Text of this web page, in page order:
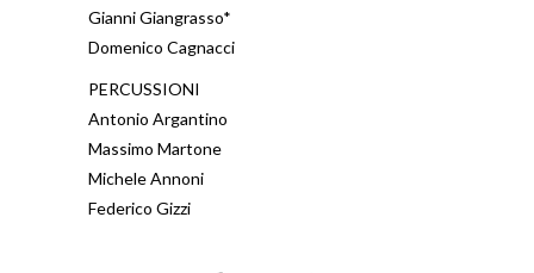
Gianni Giangrasso*
Domenico Cagnacci
PERCUSSIONI
Antonio Argantino
Massimo Martone
Michele Annoni
Federico Gizzi